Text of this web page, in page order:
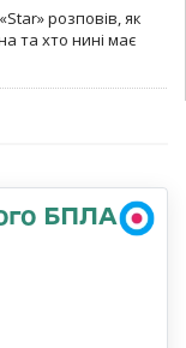
розповів, як
та хто нині має
БПЛА